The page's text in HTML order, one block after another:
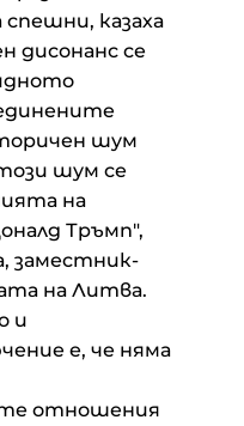
казаха
дисонанс се
шум
шум се
на
Тръмп",
заместник-
на Литва.
и
е, че няма
отношения